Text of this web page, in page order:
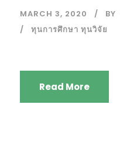
MARCH 3, 2020 BY
ทุนการศึกษา ทุนวิจัย
Read More